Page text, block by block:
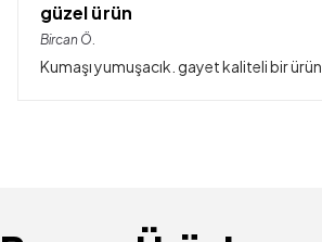
güzel ürün
Bircan Ö.
Kumaşı yumuşacık. gayet kaliteli bir ürün.